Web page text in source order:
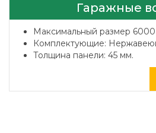
Гаражные
Максимальный размер
Комплектующие:
Толщина панели: 45 мм.